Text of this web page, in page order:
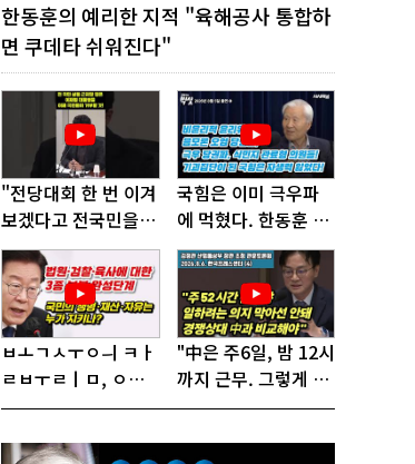
한동훈의 예리한 지적 "육해공사 통합하
면 쿠데타 쉬워진다"
"전당대회 한 번 이겨
보겠다고 전국민을
'지옥문'으로 밀어!"
국힘은 이미 극우파
에 먹혔다. 한동훈 창
당이 답!
ㅂㅗㄱㅅㅜㅇㅢ ㅋㅏ
ㄹㅂㅜㄹㅣㅁ, ㅇㅙ
ㄱㅜㄱㅁㅣㄴㄷㅡㄹ
ㅎㅏㄴㅏ?
"中은 주6일, 밤 12시
까지 근무. 그렇게 일
해서 어떻게 경쟁하